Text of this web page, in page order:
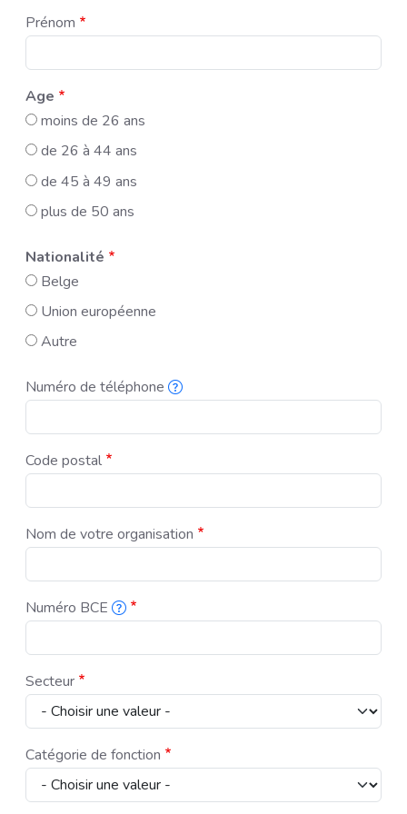
Prénom
Age
moins de 26 ans
de 26 à 44 ans
de 45 à 49 ans
plus de 50 ans
Nationalité
Belge
Union européenne
Autre
Numéro de téléphone
Code postal
Nom de votre organisation
Numéro BCE
Secteur
Catégorie de fonction